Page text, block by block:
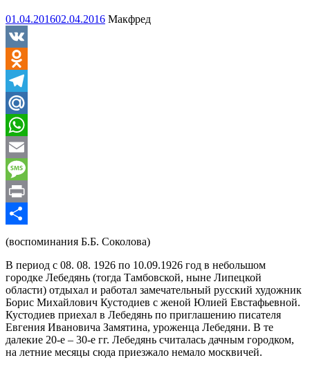
01.04.201602.04.2016 Макфред
VK
Odnoklassniki
Telegram
Mail.Ru
WhatsApp
Email
Message
Print
Отправить
(воспоминания Б.Б. Соколова)
В период с 08. 08. 1926 по 10.09.1926 год в небольшом
городке Лебедянь (тогда Тамбовской, ныне Липецкой
области) отдыхал и работал замечательный русский художник
Борис Михайлович Кустодиев с женой Юлией Евстафьевной.
Кустодиев приехал в Лебедянь по приглашению писателя
Евгения Ивановича Замятина, уроженца Лебедяни. В те
далекие 20-е – 30-е гг. Лебедянь считалась дачным городком,
на летние месяцы сюда приезжало немало москвичей.